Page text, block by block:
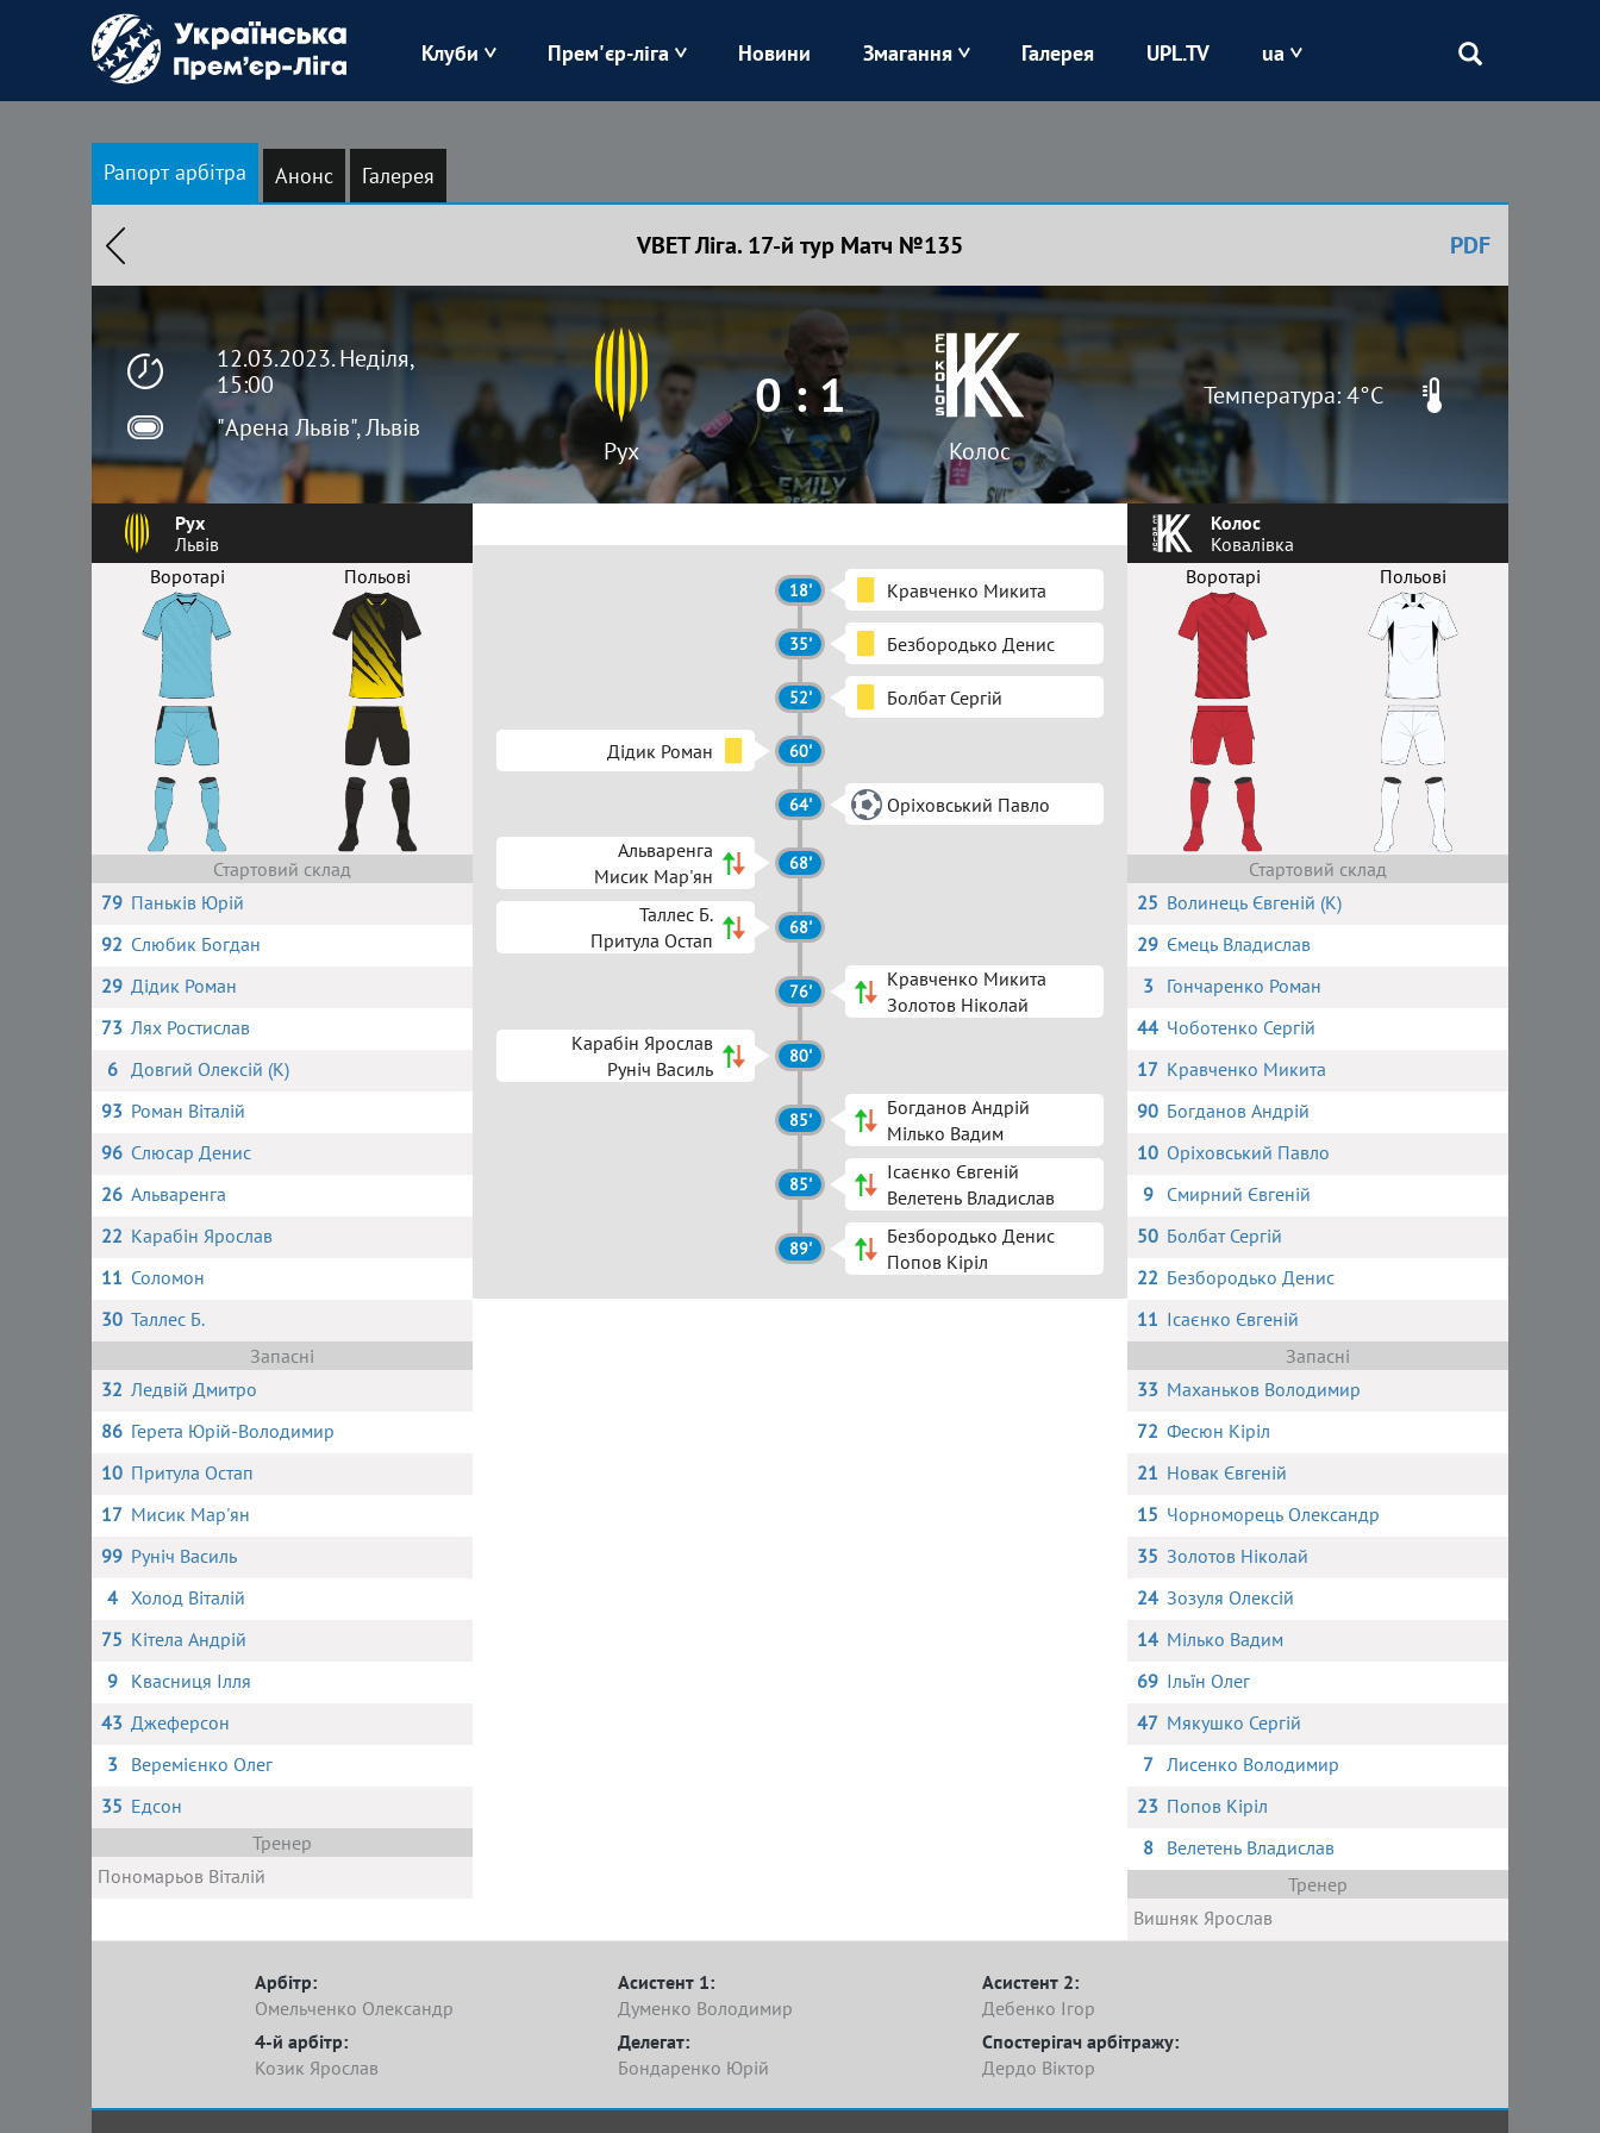
Клуби
Зоря Карпати Колос Кривбас
Полісся Харків Чорноморець
Прем'єр-ліга Новини Змагання Галерея UPL.TV ua
Рапорт арбітра Анонс Галерея
VBET Ліга. 17-й тур Матч №135 PDF
12.03.2023. Неділя,
15:00
"Арена Львів", Львів
Рух
0 : 1
Колос
Температура: 4°C
Рух
Львів
Воротарі
Польові
Стартовий склад
79 Паньків Юрій
92 Слюбик Богдан
29 Дідик Роман
73 Лях Ростислав
6 Довгий Олексій (К)
93 Роман Віталій
96 Слюсар Денис
26 Альваренга
22 Карабін Ярослав
11 Соломон
30 Таллес Б.
Запасні
32 Ледвій Дмитро
86 Герета Юрій-Володимир
10 Притула Остап
17 Мисик Мар'ян
99 Руніч Василь
4 Холод Віталій
75 Кітела Андрій
9
Квасниця Ілля
43 Джеферсон
3
Веремієнко Олег
35 Едсон
Тренер
Пономарьов Віталій
18' Кравченко Микита
35' Безбородько Денис
52' Болбат Сергій
Дідик Роман 60'
64'
Оріховський Павло
Альваренга
Мисик Мар'ян
68'
Таллес Б.
Притула Остап
68'
76'
Кравченко Микита
Золотов Ніколай
Карабін Ярослав
Руніч Василь
80'
85'
Богданов Андрій
Мілько Вадим
85'
Ісаєнко Євгеній
Велетень Владислав
89'
Безбородько Денис
Попов Кіріл
Колос
Ковалівка
Воротарі
Польові
Стартовий склад
25 Волинець Євгеній (К)
29 Ємець Владислав
3
Гончаренко Роман
44 Чоботенко Сергій
17 Кравченко Микита
90 Богданов Андрій
10 Оріховський Павло
9
Смирний Євгеній
50 Болбат Сергій
22 Безбородько Денис
11 Ісаєнко Євгеній
Запасні
33 Маханьков Володимир
72 Фесюн Кіріл
21 Новак Євгеній
15 Чорноморець Олександр
35 Золотов Ніколай
24 Зозуля Олексій
14 Мілько Вадим
69 Ільїн Олег
47 Мякушко Сергій
7 Лисенко Володимир
23 Попов Кіріл
8
Велетень Владислав
Тренер
Вишняк Ярослав
Арбітр:
Омельченко Олександр
Асистент 1:
Думенко Володимир
Асистент 2:
Дебенко Ігор
4-й арбітр:
Козик Ярослав
Делегат:
Бондаренко Юрій
Спостерігач арбітражу:
Дердо Віктор